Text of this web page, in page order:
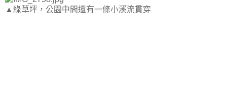
▲綠草坪，公園中間還有一條小溪流貫穿